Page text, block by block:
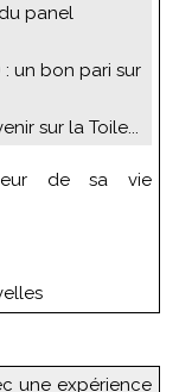
panel
un bon pari sur
sur la Toile...